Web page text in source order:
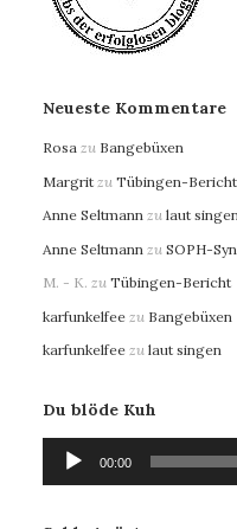
Neueste Kommentare
Rosa zu Bangebüxen
Margrit zu Tübingen-Bericht
Anne Seltmann zu laut
Anne Seltmann zu SOPH-
M. - K. zu Tübingen-Bericht
karfunkelfee zu Bangebüxen
karfunkelfee zu laut singen
Du blöde Kuh
Audio-
Player
00:00